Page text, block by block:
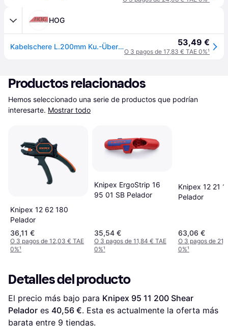
HOG
Kabelschere L.200mm Ku.-Überzug, KNIPEX 53,49 €
O 3 pagos de 17,83 € TAE 0%¹
Productos relacionados
Hemos seleccionado una serie de productos que podrían
interesarte. Mostrar todo
Knipex 12 62 180
Pelador
36,11 €
O 3 pagos de 12,03 € TAE
0%¹
Knipex ErgoStrip 16
95 01 SB Pelador
35,54 €
O 3 pagos de 11,84 € TAE
0%¹
Knipex 12 21
Pelador
63,06 €
O 3 pagos de
0%¹
Detalles del producto
El precio más bajo para Knipex 95 11 200 Shear
Pelador es 40,56 €. Esta es actualmente la oferta más
barata entre 9 tiendas.